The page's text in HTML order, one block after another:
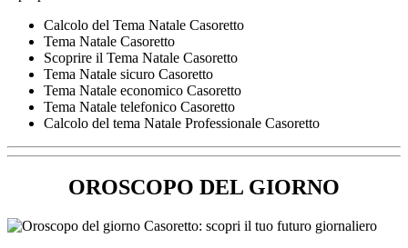
Calcolo del Tema Natale Casoretto
Tema Natale Casoretto
Scoprire il Tema Natale Casoretto
Tema Natale sicuro Casoretto
Tema Natale economico Casoretto
Tema Natale telefonico Casoretto
Calcolo del tema Natale Professionale Casoretto
OROSCOPO DEL GIORNO